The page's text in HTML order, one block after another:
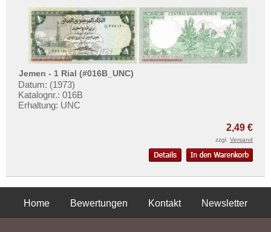
Jemen - 1 Rial (#016B_UNC)
Datum: (1973)
Katalognr.: 016B
Erhaltung: UNC
2,49 €
zzgl. Versand
Home Bewertungen Kontakt
Newsletter